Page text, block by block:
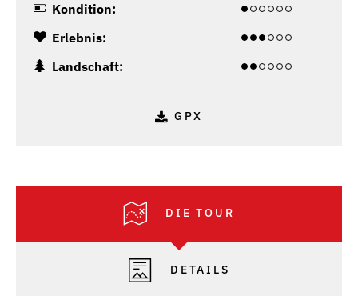
Kondition:
Erlebnis:
Landschaft:
GPX
DIE TOUR
DETAILS